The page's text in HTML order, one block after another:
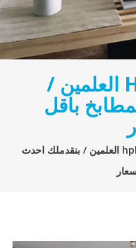
اسعار مطابخ Hpl العلمين /
باقل
اسعار مطابخ hpl العلمين / بنقدملك احدث